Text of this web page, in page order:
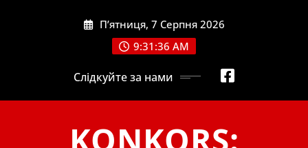
П’ятниця, 7 Серпня 2026
9:31:37 AM
Слідкуйте за нами